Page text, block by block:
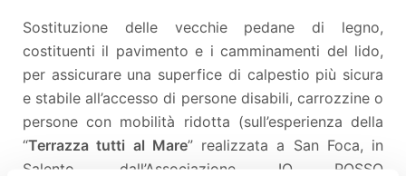
Sostituzione delle vecchie pedane di legno,
costituenti il pavimento e i camminamenti del lido,
per assicurare una superfice di calpestio più sicura
e stabile all’accesso di persone disabili, carrozzine o
persone con mobilità ridotta (sull’esperienza della
“Terrazza tutti al Mare” realizzata a San Foca, in
Salento, dall’Associazione IO POSSO